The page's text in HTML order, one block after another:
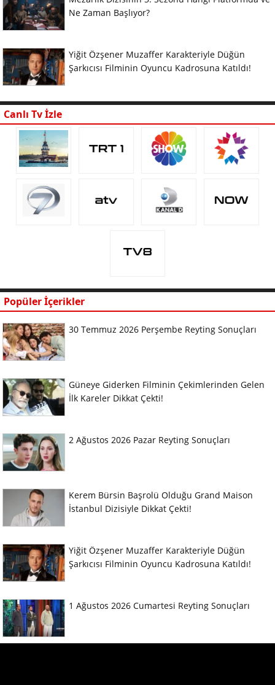
Ne Zaman Başlıyor?
Yiğit Özşener Muzaffer Karakteriyle Düğün
Şarkıcısı Filminin Oyuncu Kadrosuna Katıldı!
Canlı Tv İzle
Popüler İçerikler
30 Temmuz 2026 Perşembe Reyting Sonuçları
Güneye Giderken Filminin Çekimlerinden Gelen
İlk Kareler Dikkat Çekti!
2 Ağustos 2026 Pazar Reyting Sonuçları
Kerem Bürsin Başrolü Olduğu Grand Maison
İstanbul Dizisiyle Dikkat Çekti!
Yiğit Özşener Muzaffer Karakteriyle Düğün
Şarkıcısı Filminin Oyuncu Kadrosuna Katıldı!
1 Ağustos 2026 Cumartesi Reyting Sonuçları